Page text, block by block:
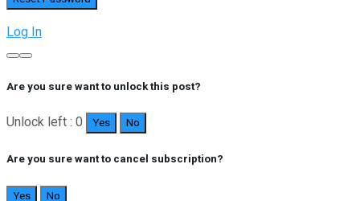
Log In
Are you sure want to unlock this post?
Unlock left : 0 Yes No
Are you sure want to cancel subscription?
Yes No